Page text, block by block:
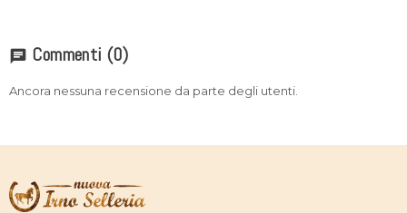
chat Commenti (0)
Ancora nessuna recensione da parte degli utenti.